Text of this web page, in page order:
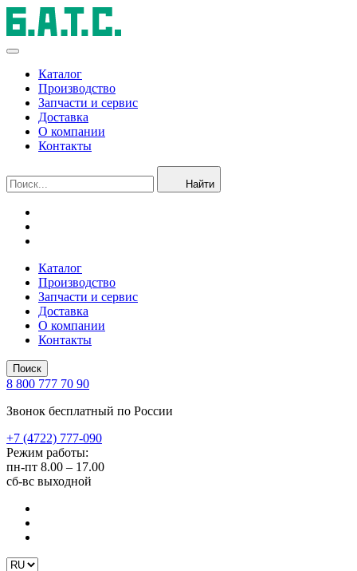
Каталог
Производство
Запчасти и сервис
Доставка
О компании
Контакты
Найти
Каталог
Производство
Запчасти и сервис
Доставка
О компании
Контакты
Поиск
8 800 777 70 90
Звонок бесплатный по России
+7 (4722) 777-090
Режим работы:
пн-пт 8.00 – 17.00
сб-вс выходной